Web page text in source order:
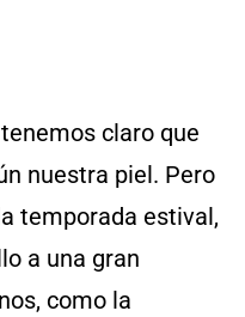
claro que
nuestra piel. Pero
temporada estival,
a una gran
como la